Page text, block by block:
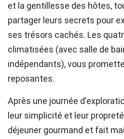
et la gentillesse des hôtes,
partager leurs secrets pour
ses trésors cachés. Les
climatisées (avec salle de
indépendants), vous
reposantes.
Après une journée
leur simplicité et leur
déjeuner gourmand et fait